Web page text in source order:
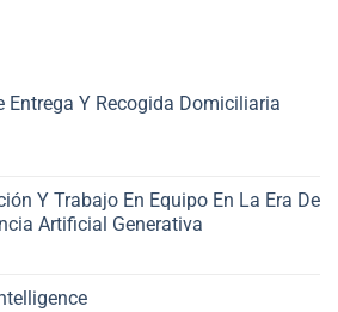
Entrega Y Recogida Domiciliaria
Y Trabajo En Equipo En La Era De
Artificial Generativa